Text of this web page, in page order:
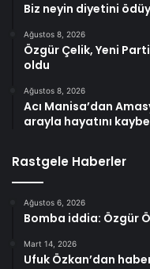
Biz neyin diyetini
Ağustos 8, 2026
Özgür Çelik, Yeni
oldu
Ağustos 8, 2026
Acı Manisa’dan
arayla hayatını
Rastgele Haberler
Ağustos 6, 2026
Bomba iddia: Özgür
Mart 14, 2026
Ufuk Özkan’dan